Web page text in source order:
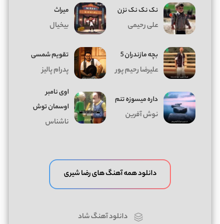
نک نک نک نزن
علی رحیمی
میراث
بیخیال
بچه مازندران 5
علیرضا رحیم پور
تقویم شمسی
پدرام پالیز
داره میسوزه تنم
نوش آفرین
اوی نامبر
اوسمان توش
ناشناس
دانلود همه آهنگ های رضا شیری
دانلود آهنگ شاد